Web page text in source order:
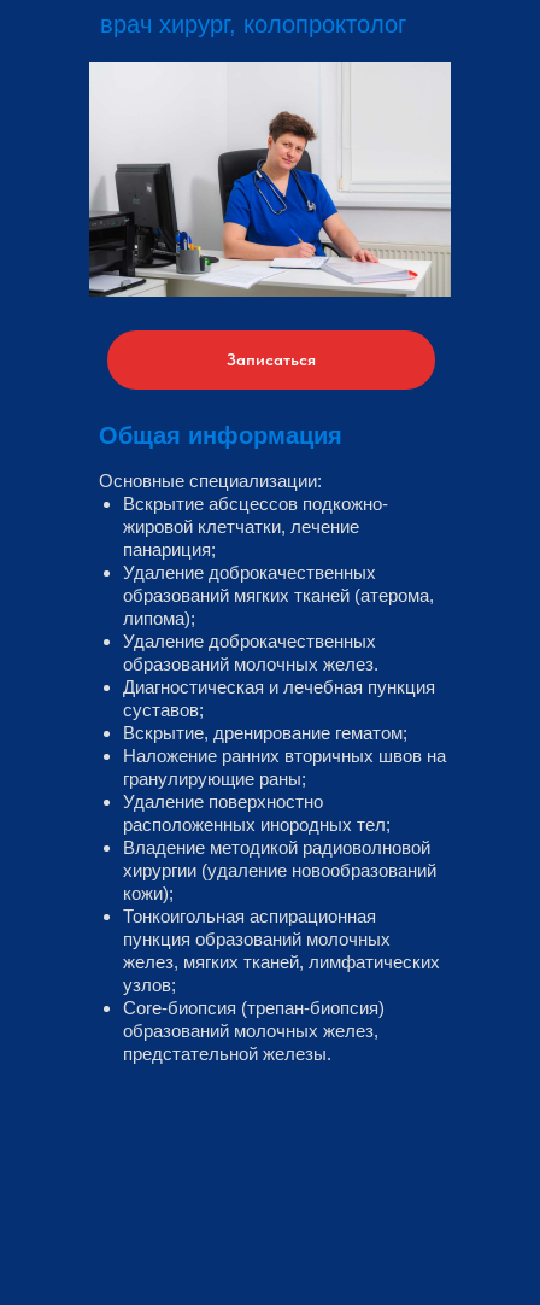
Общая информация
Основные специализации:
Вскрытие абсцессов подкожно-
жировой клетчатки, лечение
панариция;
Удаление доброкачественных
образований мягких тканей (атерома,
липома);
Удаление доброкачественных
образований молочных желез.
Диагностическая и лечебная пункция
суставов;
Вскрытие, дренирование гематом;
Наложение ранних вторичных швов на
гранулирующие раны;
Удаление поверхностно
расположенных инородных тел;
Владение методикой радиоволновой
хирургии (удаление новообразований
кожи);
Тонкоигольная аспирационная
пункция образований молочных
желез, мягких тканей, лимфатических
узлов;
Core-биопсия (трепан-биопсия)
образований молочных желез,
предстательной железы.
врач хирург, колопроктолог
Записаться